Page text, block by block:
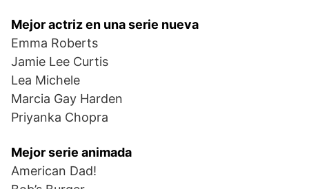
Mejor actriz en una serie nueva
Emma Roberts
Jamie Lee Curtis
Lea Michele
Marcia Gay Harden
Priyanka Chopra
Mejor serie animada
American Dad!